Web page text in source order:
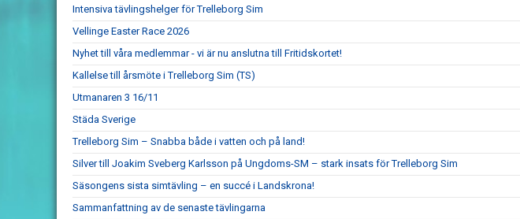
Intensiva tävlingshelger för Trelleborg Sim
Vellinge Easter Race 2026
Nyhet till våra medlemmar - vi är nu anslutna till Fritidskortet!
Kallelse till årsmöte i Trelleborg Sim (TS)
Utmanaren 3 16/11
Städa Sverige
Trelleborg Sim – Snabba både i vatten och på land!
Silver till Joakim Sveberg Karlsson på Ungdoms-SM – stark insats för Trelleborg Sim
Säsongens sista simtävling – en succé i Landskrona!
Sammanfattning av de senaste tävlingarna